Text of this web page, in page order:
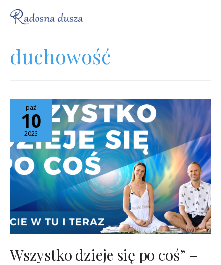
duchowość
paź
10
2023
Wszystko dzieje się po coś” –